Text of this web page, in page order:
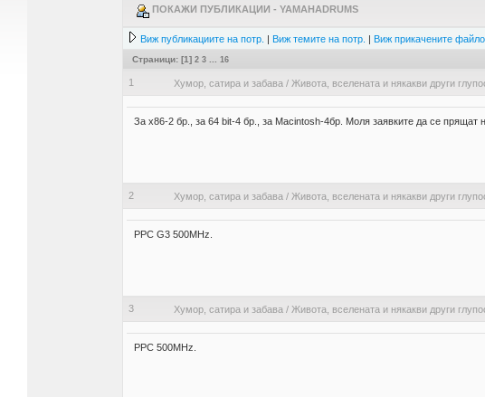
ПОКАЖИ ПУБЛИКАЦИИ - YAMAHADRUMS
Виж публикациите на потр. | Виж темите на потр. | Виж прикачените
Страници: [1] 2 3 16
1 Хумор, сатира и забава / Живота, вселената и някакви други
За х86-2 бр., за 64 bit-4 бр., за Мacintosh-4бр. Моля заявките да се прящат
2 Хумор, сатира и забава / Живота, вселената и някакви други
PPC G3 500MHz.
3 Хумор, сатира и забава / Живота, вселената и някакви други
PPC 500MHz.